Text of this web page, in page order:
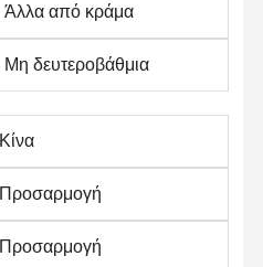
Άλλα από κράμα
Μη δευτεροβάθμια
Κίνα
Προσαρμογή
Προσαρμογή